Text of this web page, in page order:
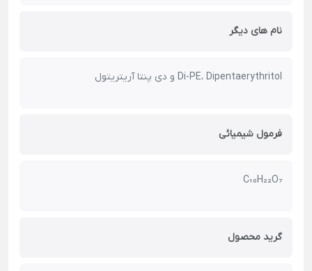
نام های دیگر
Di-PE، Dipentaerythritol و دی پنتا آریتریتول
فرمول شیمیائی
C₁₀H₂₂O₇
گرید محصول